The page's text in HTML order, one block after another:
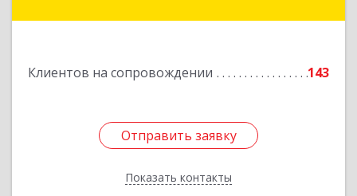
Клиентов на сопровождении 143
Отправить заявку
Показать контакты
Отправить заявку
Назад